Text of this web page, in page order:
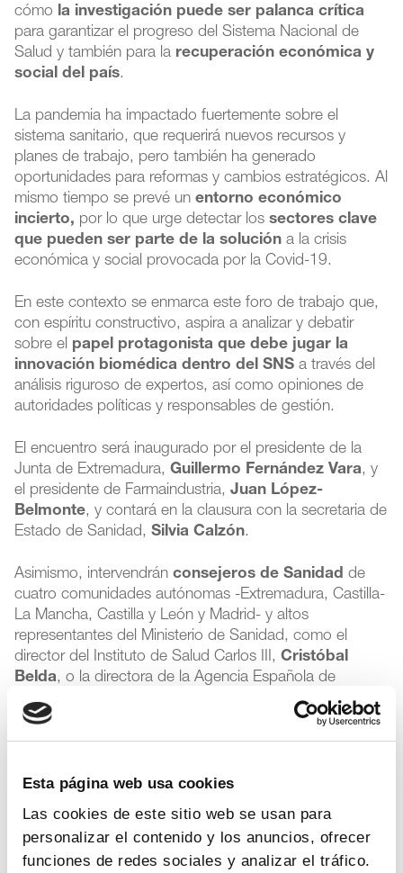
Esta página web usa cookies
Las cookies de este sitio web se usan para
personalizar el contenido y los anuncios, ofrecer
funciones de redes sociales y analizar el tráfico.
cómo la investigación puede ser palanca crítica
para garantizar el progreso del Sistema Nacional de
Salud y también para la recuperación económica y
social del país.
La pandemia ha impactado fuertemente sobre el
sistema sanitario, que requerirá nuevos recursos y
planes de trabajo, pero también ha generado
oportunidades para reformas y cambios estratégicos. Al
mismo tiempo se prevé unentorno económico
incierto, por lo que urge detectar lossectores clave
que pueden ser parte de la solución a la crisis
económica y social provocada por la Covid-19.
En este contexto se enmarca este foro de trabajo que,
con espíritu constructivo, aspira a analizar y debatir
sobre el papel protagonista que debe jugar la
innovación biomédica dentro del SNS a través del
análisis riguroso de expertos, así como opiniones de
autoridades políticas y responsables de gestión.
El encuentro será inaugurado por el presidente de la
Junta de Extremadura,Guillermo Fernández Vara, y
el presidente de Farmaindustria,Juan López-
Belmonte, y contará en la clausura con la secretaria de
Estado de Sanidad,Silvia Calzón.
Asimismo, intervendránconsejeros de Sanidad de
cuatro comunidades autónomas -Extremadura, Castilla-
La Mancha, Castilla y León y Madrid- y altos
representantes del Ministerio de Sanidad, como el
director del Instituto de Salud Carlos III, Cristóbal
Belda, o la directora de la Agencia Española de
Medicamentos y Productos Sanitarios (Aemps), María
Jesús Lamas
magistrales del economistaEmilio Ontiveros
(AFI), y deJoan Comella, director del Instituto de
Investigación del Hospital Vall d’Hebrón (Barcelona).